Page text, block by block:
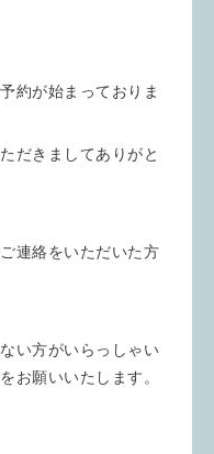
約が始まっておりま
だきましてありがと
連絡をいただいた方
い方がいらっしゃい
お願いいたします。